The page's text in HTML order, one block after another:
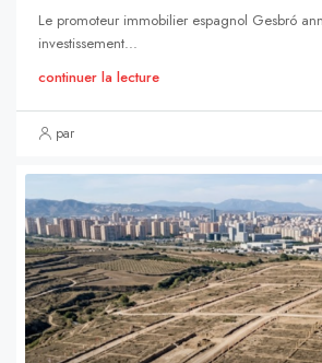
Le promoteur immobilier espagnol Gesbró
investissement...
continuer la lecture
par